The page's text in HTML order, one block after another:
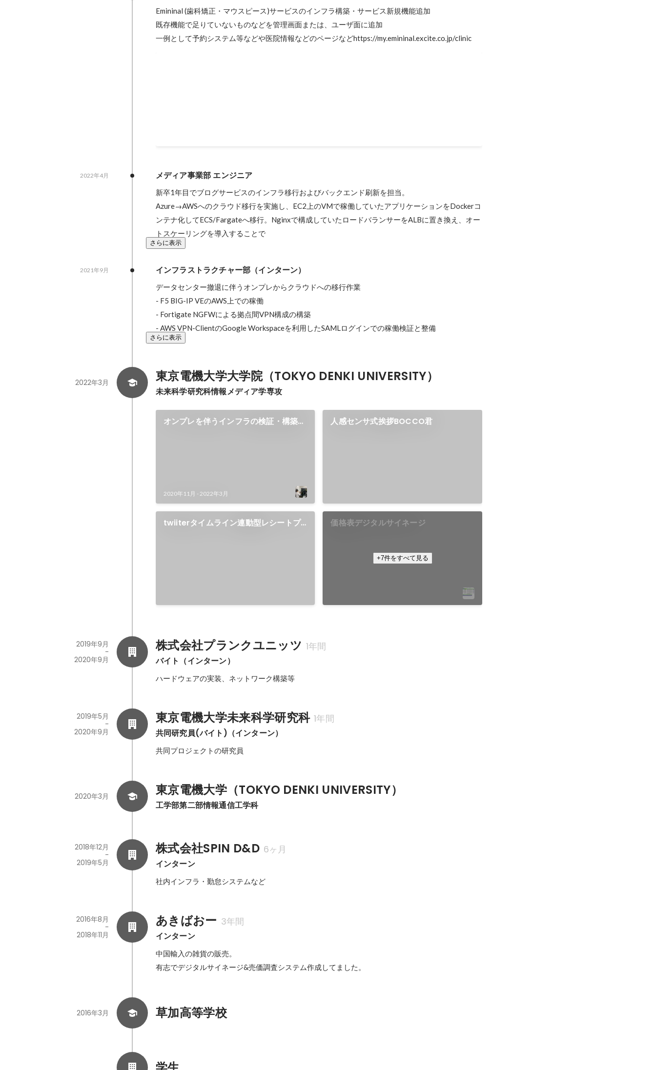
Emininal (歯科矯正・マウスピース)サービスのインフラ構築・サービス新規機能追加
既存機能で足りていないものなどを管理画面または、ユーザ面に追加
一例として予約システム等などや医院情報などのページなどhttps://my.emininal.excite.co.jp/clinic
メディア事業部 エンジニア
2022年4月
新卒1年目でブログサービスのインフラ移行およびバックエンド刷新を担当。
Azure→AWSへのクラウド移行を実施し、EC2上のVMで稼働していたアプリケーションをDockerコ
ンテナ化してECS/Fargateへ移行。Nginxで構成していたロードバランサーをALBに置き換え、オー
トスケーリングを導入することで
さらに表示
インフラストラクチャー部（インターン）
2021年9月
データセンター撤退に伴うオンプレからクラウドへの移行作業
- F5 BIG-IP VEのAWS上での稼働
- Fortigate NGFWによる拠点間VPN構成の構築
- AWS VPN-ClientのGoogle Workspaceを利用したSAMLログインでの稼働検証と整備
さらに表示
東京電機大学大学院（TOKYO DENKI UNIVERSITY）
未来科学研究科情報メディア学専攻
2022年3月
オンプレを伴うインフラの検証・構築・
2020年11月 -2022年3月
人感センサ式挨拶BOCCO君
twiiterタイムライン連動型レシートプ
価格表デジタルサイネージ
+7件をすべて見る
株式会社プランクユニッツ 1年間
バイト（インターン）
2019年9月
-
2020年9月
ハードウェアの実装、ネットワーク構築等
東京電機大学未来科学研究科 1年間
共同研究員(バイト)（インターン）
2019年5月
-
2020年9月
共同プロジェクトの研究員
東京電機大学（TOKYO DENKI UNIVERSITY）
工学部第二部情報通信工学科
2020年3月
株式会社SPIN D&D 6ヶ月
インターン
2018年12月
-
2019年5月
社内インフラ・勤怠システムなど
あきばおー 3年間
インターン
2016年8月
-
2018年11月
中国輸入の雑貨の販売。
有志でデジタルサイネージ&売価調査システム作成してました。
草加高等学校
2016年3月